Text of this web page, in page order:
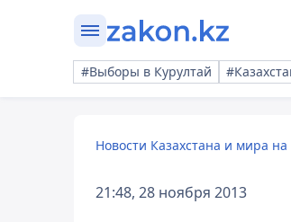
#Выборы в Курултай
Новости Казахстана и мира на
21:48, 28 ноября 2013